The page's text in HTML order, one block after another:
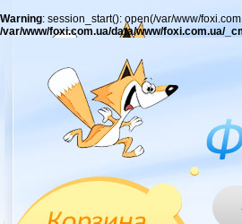
Warning: session_start(): open(/var/www/
/var/www/foxi.com.ua/data/www/foxi.com.ua/